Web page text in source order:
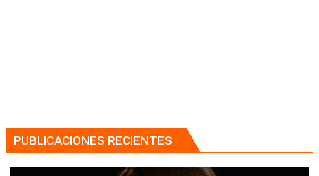
PUBLICACIONES RECIENTES